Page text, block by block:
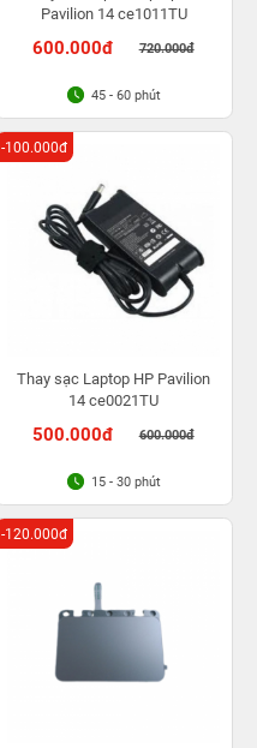
Pavilion 14 ce1011TU
600.000đ 720.000đ
45 - 60 phút
Thay sạc Laptop HP Pavilion
14 ce0021TU
500.000đ 600.000đ
-100.000đ
15 - 30 phút
-120.000đ